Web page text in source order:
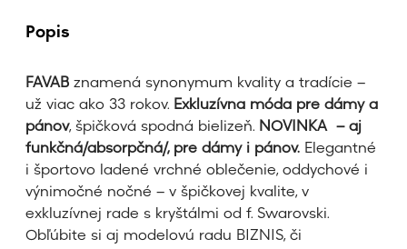
Popis
FAVAB znamená synonymum kvality a tradície –
už viac ako 33 rokov. Exkluzívna móda pre dámy a
pánov, špičková spodná bielizeň. NOVINKA – aj
funkčná/absorpčná/, pre dámy i pánov. Elegantné
i športovo ladené vrchné oblečenie, oddychové i
výnimočné nočné – v špičkovej kvalite, v
exkluzívnej rade s kryštálmi od f. Swarovski.
Obľúbite si aj modelovú radu BIZNIS, či